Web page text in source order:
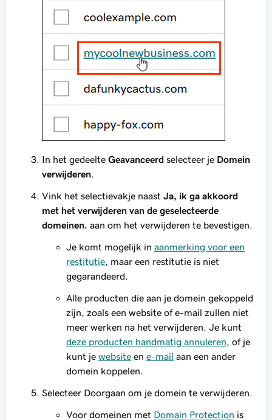
In het gedeelte Geavanceerd selecteer je Domein
verwijderen
Vink het selectievakje naast Ja, ik ga akkoord
met het verwijderen van de geselecteerde
domeinen. aan om het verwijderen te bevestigen.
Je komt mogelijk in aanmerking voor een
restitutie , maar een restitutie is niet
gegarandeerd.
Alle producten die aan je domein gekoppeld
zijn, zoals een website of e-mail zullen niet
meer werken na het verwijderen. Je kunt
deze producten handmatig annuleren , of je
kunt je website en e-mail aan een ander
domein koppelen.
Selecteer Doorgaan om je domein te verwijderen.
Voor domeinen met Domain Protection is